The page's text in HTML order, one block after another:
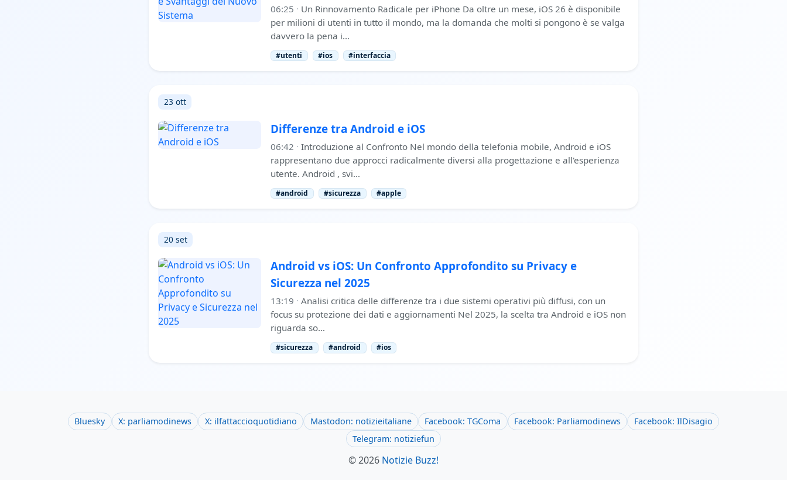
06:25 · Un Rinnovamento Radicale per iPhone Da oltre un mese, iOS 26 è disponibile
per milioni di utenti in tutto il mondo, ma la domanda che molti si pongono è se valga
davvero la pena i…
#utenti #ios #interfaccia
23 ott
Differenze tra Android e iOS
06:42 · Introduzione al Confronto Nel mondo della telefonia mobile, Android e iOS
rappresentano due approcci radicalmente diversi alla progettazione e all'esperienza
utente. Android , svi…
#android #sicurezza #apple
20 set
Android vs iOS: Un Confronto Approfondito su Privacy e
Sicurezza nel 2025
13:19 · Analisi critica delle differenze tra i due sistemi operativi più diffusi, con un
focus su protezione dei dati e aggiornamenti Nel 2025, la scelta tra Android e iOS non
riguarda so…
#sicurezza #android #ios
Bluesky X: parliamodinews X: ilfattaccioquotidiano Mastodon: notizieitaliane Facebook: TGComa Facebook: Parliamodinews
Facebook: IlDisagio
Telegram: notiziefun
© 2026 Notizie Buzz!